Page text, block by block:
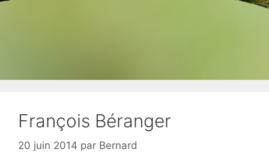
François Béranger
20 juin 2014 par Bernard